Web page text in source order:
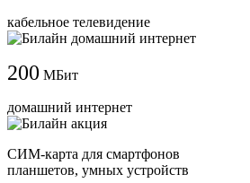
кабельное телевидение
200 МБит
домашний интернет
СИМ-карта для смартфонов
планшетов, умных устройств